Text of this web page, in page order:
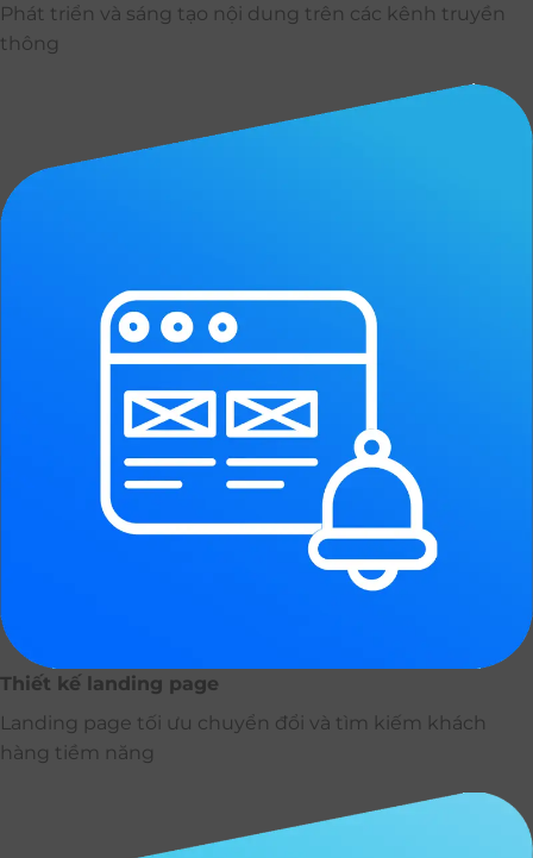
Phát triển và sáng tạo nội dung trên các kênh truyền
thông
Thiết kế landing page
Landing page tối ưu chuyển đổi và tìm kiếm khách
hàng tiềm năng